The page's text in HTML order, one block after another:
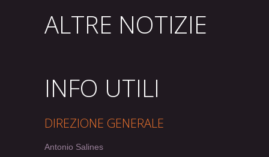
ALTRE NOTIZIE
INFO UTILI
DIREZIONE GENERALE
Antonio Salines